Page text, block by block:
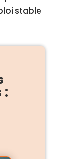
stable
: